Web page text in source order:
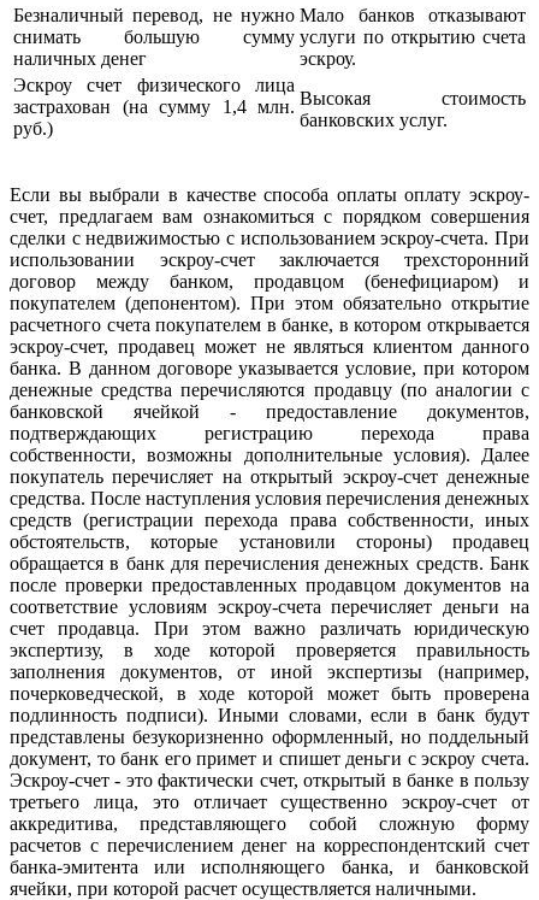
Безналичный перевод, не нужно
снимать большую сумму
наличных денег
Мало банков отказывают
услуги по открытию счета
эскроу.
Эскроу счет физического лица
застрахован (на сумму 1,4 млн.
руб.)
Высокая стоимость
банковских услуг.
Если вы выбрали в качестве способа оплаты оплату эскроу-
счет, предлагаем вам ознакомиться с порядком совершения
сделки с недвижимостью с использованием эскроу-счета. При
использовании эскроу-счет заключается трехсторонний
договор между банком, продавцом (бенефициаром) и
покупателем (депонентом). При этом обязательно открытие
расчетного счета покупателем в банке, в котором открывается
эскроу-счет, продавец может не являться клиентом данного
банка. В данном договоре указывается условие, при котором
денежные средства перечисляются продавцу (по аналогии с
банковской ячейкой - предоставление документов,
подтверждающих регистрацию перехода права
собственности, возможны дополнительные условия). Далее
покупатель перечисляет на открытый эскроу-счет денежные
средства. После наступления условия перечисления денежных
средств (регистрации перехода права собственности, иных
обстоятельств, которые установили стороны) продавец
обращается в банк для перечисления денежных средств. Банк
после проверки предоставленных продавцом документов на
соответствие условиям эскроу-счета перечисляет деньги на
счет продавца. При этом важно различать юридическую
экспертизу, в ходе которой проверяется правильность
заполнения документов, от иной экспертизы (например,
почерковедческой, в ходе которой может быть проверена
подлинность подписи). Иными словами, если в банк будут
представлены безукоризненно оформленный, но поддельный
документ, то банк его примет и спишет деньги с эскроу счета.
Эскроу-счет - это фактически счет, открытый в банке в пользу
третьего лица, это отличает существенно эскроу-счет от
аккредитива, представляющего собой сложную форму
расчетов с перечислением денег на корреспондентский счет
банка-эмитента или исполняющего банка, и банковской
ячейки, при которой расчет осуществляется наличными.